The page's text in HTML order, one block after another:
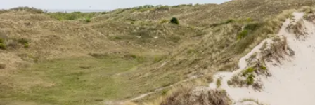
l
i
e
l
a
n
d